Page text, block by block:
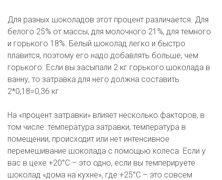
Для разных шоколадов этот процент различается. Для
белого 25% от массы, для молочного 21%, для темного
и горького 18%. Белый шоколад легко и быстро
плавится, поэтому его надо добавлять больше, чем
горького. Если вы засыпали 2 кг горького шоколада в
ванну, то затравка для него должна составить
2*0,18=0,36 кг.
На «процент затравки» влияет несколько факторов, в
том числе: температура затравки, температура в
помещении, происходит или нет интенсивное
перемешивание шоколада с помощью колеса. Если у
вас в цехе +20°С – это одно, если вы темперируете
шоколад «дома на кухне», где +25°С – это совсем